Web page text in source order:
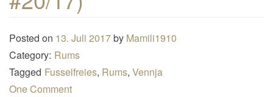
Posted on 13. Juli 2017by Mamili1910
Category: Rums
Tagged Fusselfreies, Rums, Vennja
One Comment